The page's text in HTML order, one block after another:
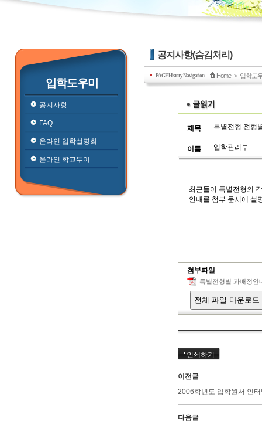
입학도우미
공지사항
FAQ
온라인 입학설명회
온라인 학교투어
공지사항(숨김처리)
PAGE History Navigation Home > 입학도
제목 특별전형 전형
이름 입학관리부
최근들어 특별전형의
안내를 첨부 문서에 설
첨부파일
특별전형별 과배정안
전체 파일 다운로드
인쇄하기
이전글
2006학년도 입학원서 인
다음글